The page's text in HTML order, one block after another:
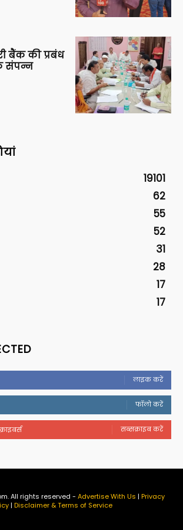
बैंक की प्रबंध
संपन्न
19101
62
55
52
31
28
17
17
लाइक करें
फॉलो करें
सब्सक्राइब करें
All rights reserved - Advertise With Us | Privacy
| Disclaimer & Terms of Service